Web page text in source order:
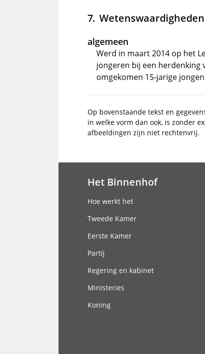
Wetenswaardigheden
algemeen
Werd in maart 2014 op het
jongeren bij een herdenking
omgekomen 15-jarige jongen
Op bovenstaande tekst en
in welke vorm dan ook, is zonder
afbeeldingen zijn niet rechtenvrij.
Het Binnenhof
Hoe werkt het
Tweede Kamer
Eerste Kamer
Partij
Regering en kabinet
Ministeries
Koning